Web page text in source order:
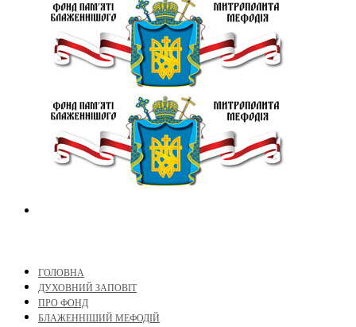
ГОЛОВНА
ДУХОВНИЙ ЗАПОВІТ
ПРО ФОНД
БЛАЖЕННІШИЙ МЕФОДІЙ